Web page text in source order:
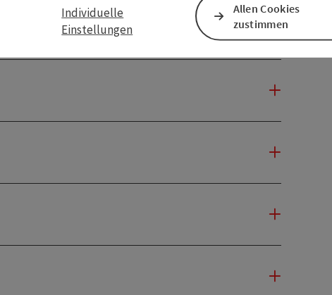
Individuelle
Einstellungen
Allen Cookies
zustimmen